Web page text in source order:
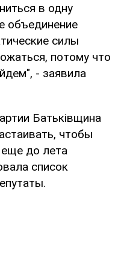
в одну
объединение
силы
потому что
- заявила
Батьківщина
чтобы
еще до лета
список